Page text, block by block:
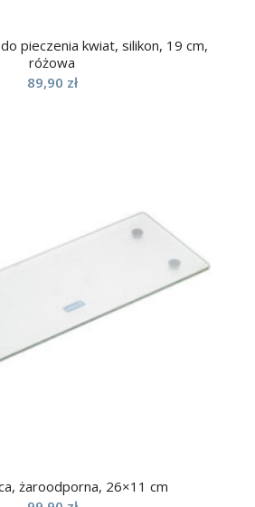
pieczenia kwiat, silikon, 19 cm,
różowa
89,90 zł
żaroodporna, 26×11 cm